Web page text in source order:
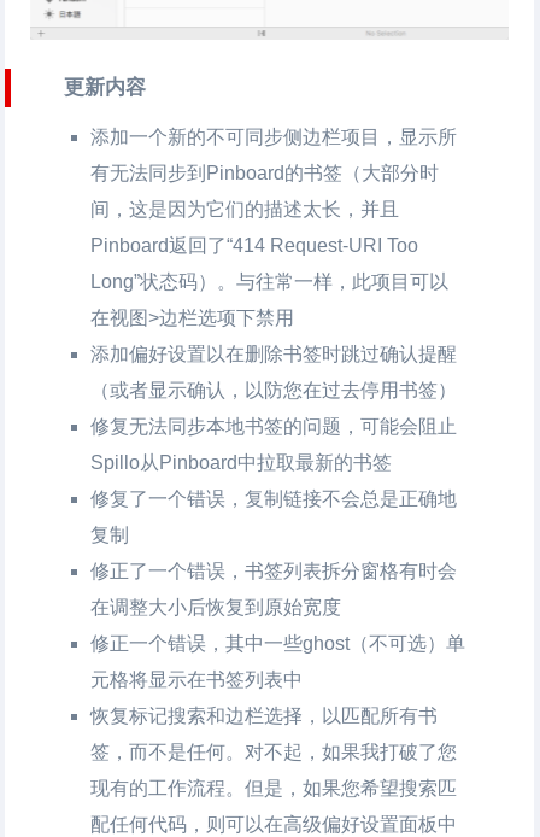
更新内容
添加一个新的不可同步侧边栏项目，显示所
有无法同步到Pinboard的书签（大部分时
间，这是因为它们的描述太长，并且
Pinboard返回了“414 Request-URI Too
Long”状态码）。与往常一样，此项目可以
在视图>边栏选项下禁用
添加偏好设置以在删除书签时跳过确认提醒
（或者显示确认，以防您在过去停用书签）
修复无法同步本地书签的问题，可能会阻止
Spillo从Pinboard中拉取最新的书签
修复了一个错误，复制链接不会总是正确地
复制
修正了一个错误，书签列表拆分窗格有时会
在调整大小后恢复到原始宽度
修正一个错误，其中一些ghost（不可选）单
元格将显示在书签列表中
恢复标记搜索和边栏选择，以匹配所有书
签，而不是任何。对不起，如果我打破了您
现有的工作流程。但是，如果您希望搜索匹
配任何代码，则可以在高级偏好设置面板中